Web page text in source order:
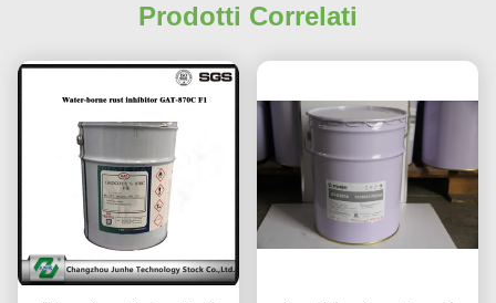
Prodotti Correlati